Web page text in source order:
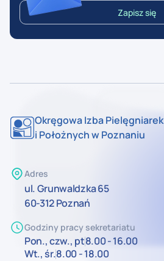
Zapisz się
Okręgowa Izba Pielęgniarek
i Położnych w Poznaniu
Adres
ul. Grunwaldzka 65
60-312 Poznań
Godziny pracy sekretariatu
Pon., czw., pt8.00 - 16.00
Wt., śr.8.00 - 18.00